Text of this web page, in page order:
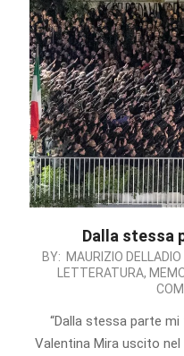
Dalla stessa
2024-
BY: MAURIZIO DELLADIO
LETTERATURA,
“Dalla stessa parte
Valentina Mira uscito